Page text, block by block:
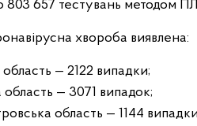
803 657 тестувань методом
хвороба виявлена:
— 2122 випадки;
область — 3071 випадок;
область — 1144